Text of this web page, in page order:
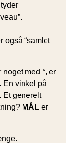
også “samlet
noget med °, er
En vinkel på
. Et generelt
MÅL er